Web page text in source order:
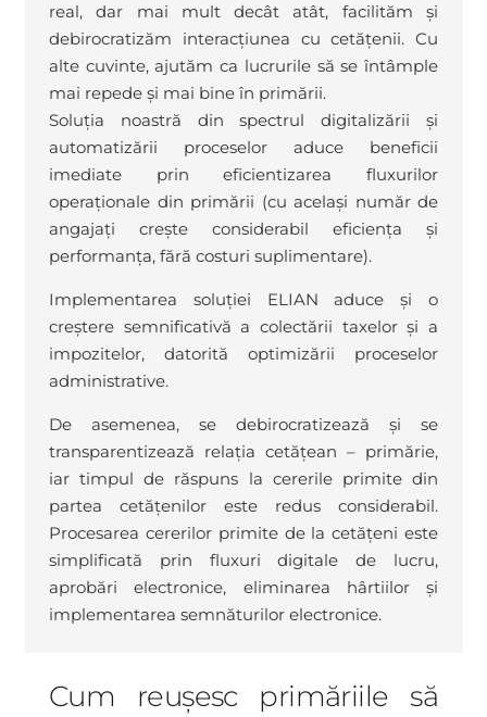
real, dar mai mult decât atât, facilităm și
debirocratizăm interacțiunea cu cetățenii. Cu
alte cuvinte, ajutăm ca lucrurile să se întâmple
mai repede și mai bine în primării.
Soluția noastră din spectrul digitalizării și
automatizării proceselor aduce beneficii
imediate prin eficientizarea fluxurilor
operaționale din primării (cu același număr de
angajați crește considerabil eficiența și
performanța, fără costuri suplimentare).
Implementarea soluției ELIAN aduce și o
creștere semnificativă a colectării taxelor și a
impozitelor, datorită optimizării proceselor
administrative.
De asemenea, se debirocratizează și se
transparentizează relația cetățean – primărie,
iar timpul de răspuns la cererile primite din
partea cetățenilor este redus considerabil.
Procesarea cererilor primite de la cetățeni este
simplificată prin fluxuri digitale de lucru,
aprobări electronice, eliminarea hârtiilor și
implementarea semnăturilor electronice.
Cum reușesc primăriile să